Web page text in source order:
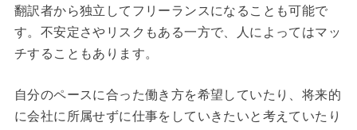
翻訳者から独立してフリーランスになることも可能で
す。不安定さやリスクもある一方で、人によってはマッ
チすることもあります。
自分のペースに合った働き方を希望していたり、将来的
に会社に所属せずに仕事をしていきたいと考えていたり